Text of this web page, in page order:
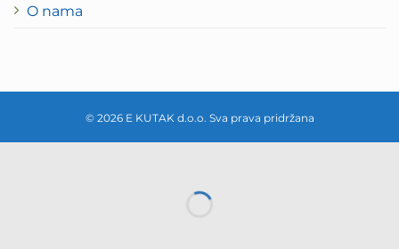
O nama
© 2026 E KUTAK d.o.o. Sva prava pridržana